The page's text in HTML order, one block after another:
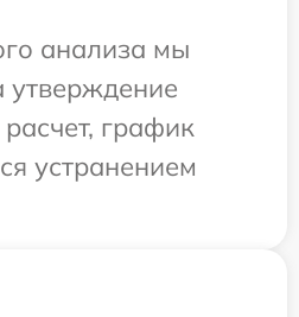
анализа мы
утверждение
график
устранением